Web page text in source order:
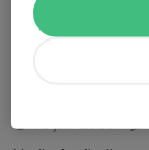
Läs mer
15 jan 2025